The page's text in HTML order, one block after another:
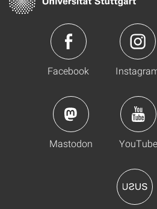
Facebook
Mastodon YouTube